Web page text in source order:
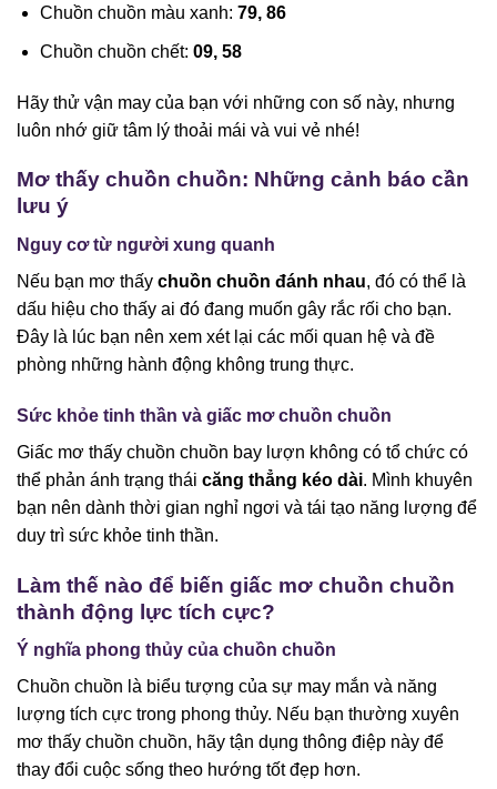
Chuồn chuồn màu xanh: 79, 86
Chuồn chuồn chết: 09, 58
Hãy thử vận may của bạn với những con số này, nhưng
luôn nhớ giữ tâm lý thoải mái và vui vẻ nhé!
Mơ thấy chuồn chuồn: Những cảnh báo cần
lưu ý
Nguy cơ từ người xung quanh
Nếu bạn mơ thấy chuồn chuồn đánh nhau, đó có thể là
dấu hiệu cho thấy ai đó đang muốn gây rắc rối cho bạn.
Đây là lúc bạn nên xem xét lại các mối quan hệ và đề
phòng những hành động không trung thực.
Sức khỏe tinh thần và giấc mơ chuồn chuồn
Giấc mơ thấy chuồn chuồn bay lượn không có tổ chức có
thể phản ánh trạng thái căng thẳng kéo dài. Mình khuyên
bạn nên dành thời gian nghỉ ngơi và tái tạo năng lượng để
duy trì sức khỏe tinh thần.
Làm thế nào để biến giấc mơ chuồn chuồn
thành động lực tích cực?
Ý nghĩa phong thủy của chuồn chuồn
Chuồn chuồn là biểu tượng của sự may mắn và năng
lượng tích cực trong phong thủy. Nếu bạn thường xuyên
mơ thấy chuồn chuồn, hãy tận dụng thông điệp này để
thay đổi cuộc sống theo hướng tốt đẹp hơn.